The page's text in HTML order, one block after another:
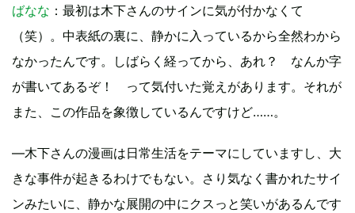
ばなな ：最初は木下さんのサインに気が付かなくて
（笑）。中表紙の裏に、静かに入っているから全然わから
なかったんです。しばらく経ってから、あれ？ なんか字
が書いてあるぞ！ って気付いた覚えがあります。それが
また、この作品を象徴しているんですけど……。
―木下さんの漫画は日常生活をテーマにしていますし、大
きな事件が起きるわけでもない。さり気なく書かれたサイ
ンみたいに、静かな展開の中にクスっと笑いがあるんです